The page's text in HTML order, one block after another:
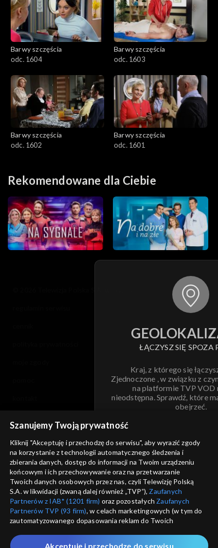
Barwy szczęścia
odc. 1604
Barwy szczęścia
odc. 1603
Barwy szczęścia
odc. 1602
Barwy szczęścia
odc. 1601
Rekomendowane dla Ciebie
ŁĄCZYSZ SIĘ SPOZA
Kraj, z którego się
Zjednoczone , w związku z
na platformie TVP VOD
nieodstępna. Sprawdź, które
obejrzeć.
ANULUJ
informacje o dostawcy usług
Szanujemy Twoją prywatność
Kliknij "Akceptuję i przechodzę do serwisu", aby wyrazić zgody
na korzystanie z technologii automatycznego śledzenia i
zbierania danych, dostęp do informacji na Twoim urządzeniu
końcowym i ich przechowywanie oraz na przetwarzanie
Twoich danych osobowych przez nas, czyli Telewizję Polską
S.A. w likwidacji (zwaną dalej również „TVP”), Zaufanych
Partnerów z IAB* (1201 firm) oraz pozostałych Zaufanych
Partnerów TVP (93 firm), w celach marketingowych (w tym do
zautomatyzowanego dopasowania reklam do Twoich
które wskazujemy poniżej, a także zgody na udostępnianie
Akceptuję i przechodzę do serwisu